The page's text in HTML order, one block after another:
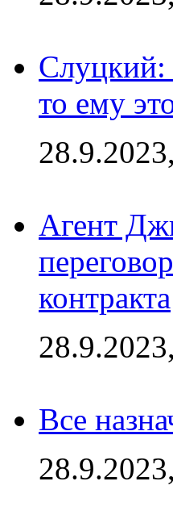
Слуцкий:
то ему
Агент
контракта
Все